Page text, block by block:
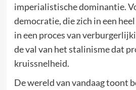
imperialistische dominantie.
democratie, die zich in een
in een proces van
de val van het stalinisme dat
kruissnelheid.
De wereld van vandaag toont